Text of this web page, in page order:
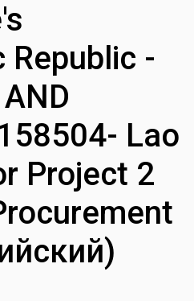
Republic -
Lao
Project 2